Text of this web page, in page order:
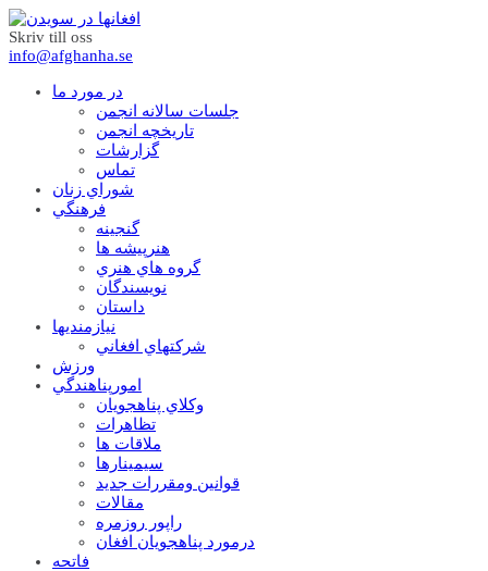
Skriv till oss
info@afghanha.se
در مورد ما
جلسات سالانه انجمن
تاریخچه انجمن
گزارشات
تماس
شوراي زنان
فرهنگي
گنجينه
هنرپيشه ها
گروه هاي هنري
نويسندگان
داستان
نيازمنديها
شرکتهاي افغاني
ورزش
امورپناهندگي
وکلاي پناهجويان
تظاهرات
ملاقات ها
سيمينارها
قوانين ومقررات جديد
مقالات
راپور روزمره
درمورد پناهجويان افغان
فاتحه